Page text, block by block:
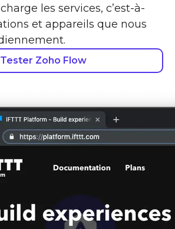
les services, c’est-à-
et appareils que nous
Tester Zoho Flow